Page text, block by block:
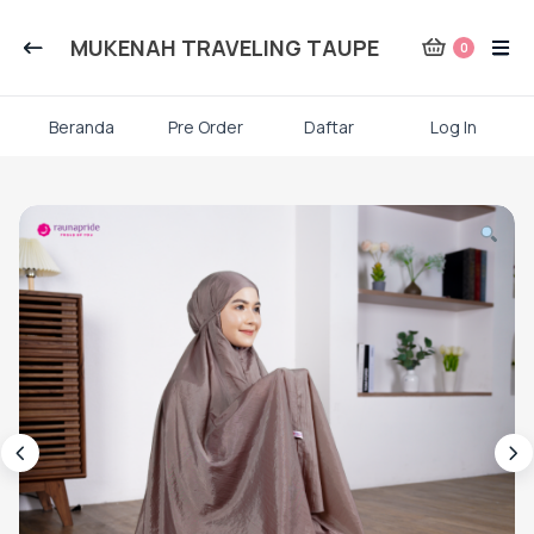
Skip
content
MUKENAH TRAVELING TAUPE 0
Beranda Pre Order Daftar Log In
Atasan
Mukena
Gamis Dewasa
Baju Koko Dewasa